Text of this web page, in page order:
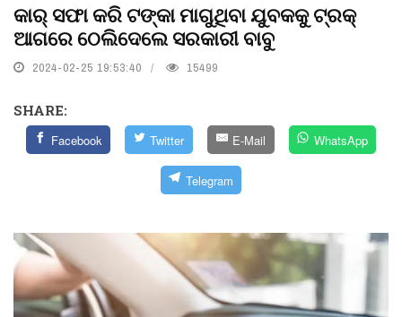
କାର୍ ସଫା କରି ଟଙ୍କା ମାଗୁଥିବା ଯୁବକକୁ ଟ୍ରକ୍
ଆଗରେ ଠେଲିଦେଲେ ସରକାରୀ ବାବୁ
2024-02-25 19:53:40 15499
SHARE:
Facebook Twitter E-Mail WhatsApp
Telegram